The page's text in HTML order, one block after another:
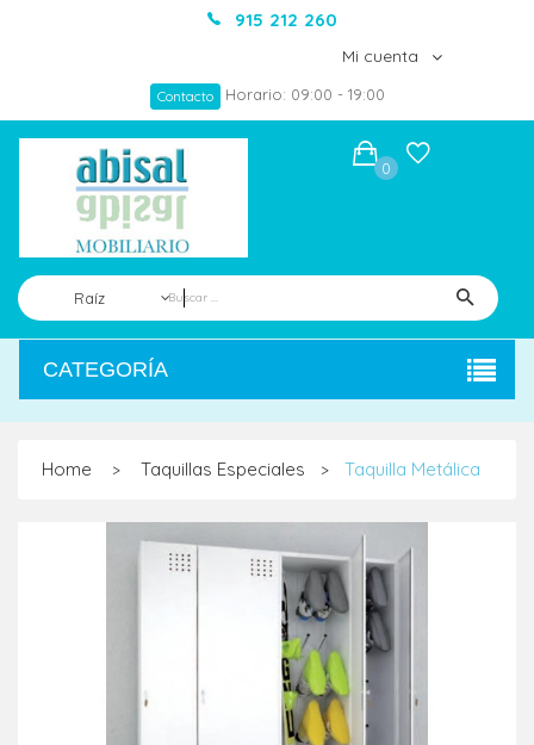
915 212 260
Mi cuenta
Contacto Horario: 09:00 - 19:00
Raíz
0
CATEGORÍA
Home > Taquillas Especiales > Taquilla Metálica